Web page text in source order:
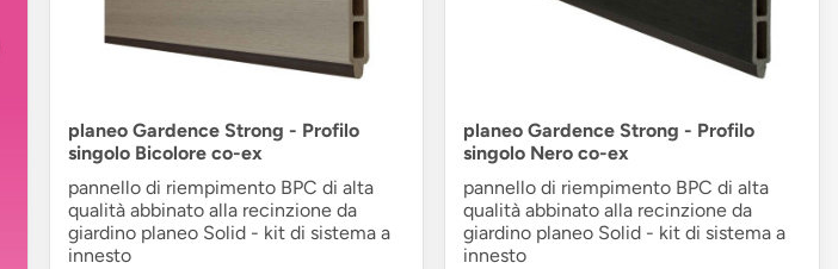
planeo Gardence Strong - Profilo
singolo Bicolore co-ex
pannello di riempimento BPC di alta
qualità abbinato alla recinzione da
giardino planeo Solid - kit di sistema a
innesto
planeo Gardence Strong - Profilo
singolo Nero co-ex
pannello di riempimento BPC di alta
qualità abbinato alla recinzione da
giardino planeo Solid - kit di sistema a
innesto